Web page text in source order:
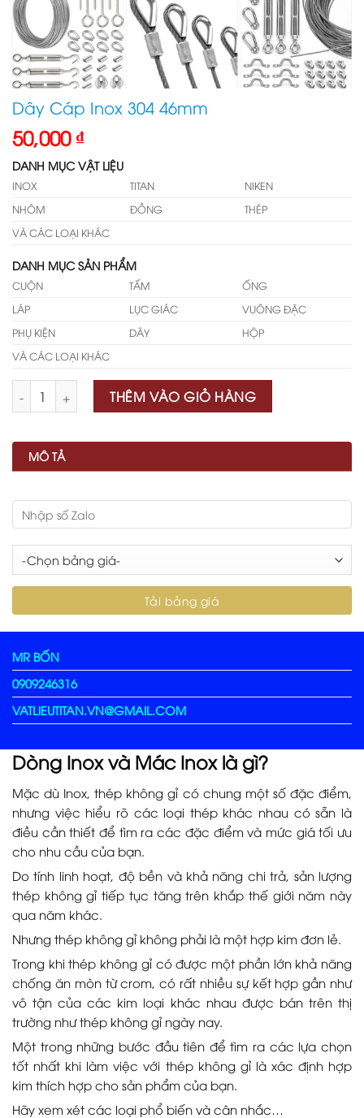
Dây Cáp Inox 304 46mm
50,000 ₫
DANH MỤC VẬT LIỆU
INOX TITAN
NIKEN
NHÔM
ĐỒNG
THÉP
VÀ CÁC LOẠI KHÁC
DANH MỤC SẢN PHẨM
CUỘN TẤM
ỐNG
LÁP
LỤC GIÁC
VUÔNG ĐẶC
PHỤ KIỆN
DÂY
HỘP
VÀ CÁC LOẠI KHÁC
Số lượng THÊM VÀO GIỎ HÀNG
MÔ TẢ
MR BỐN
0909246316
VATLIEUTITAN.VN@GMAIL.COM
Dòng Inox và Mác Inox là gì?
Mặc dù Inox, thép không gỉ có chung một số đặc điểm,
nhưng việc hiểu rõ các loại thép khác nhau có sẵn là
điều cần thiết để tìm ra các đặc điểm và mức giá tối ưu
cho nhu cầu của bạn.
Do tính linh hoạt, độ bền và khả năng chi trả, sản lượng
thép không gỉ tiếp tục tăng trên khắp thế giới năm này
qua năm khác.
Nhưng thép không gỉ không phải là một hợp kim đơn lẻ.
Trong khi thép không gỉ có được một phần lớn khả năng
chống ăn mòn từ crom, có rất nhiều sự kết hợp gần như
vô tận của các kim loại khác nhau được bán trên thị
trường như thép không gỉ ngày nay.
Một trong những bước đầu tiên để tìm ra các lựa chọn
tốt nhất khi làm việc với thép không gỉ là xác định hợp
kim thích hợp cho sản phẩm của bạn.
Hãy xem xét các loại phổ biến và cân nhắc…